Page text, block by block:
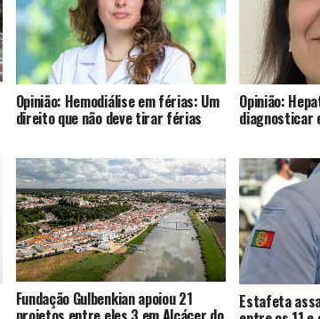
Opinião: Hemodiálise em férias: Um
direito que não deve tirar férias
Opinião:
diagnosticar
Fundação Gulbenkian apoiou 21 Estafeta